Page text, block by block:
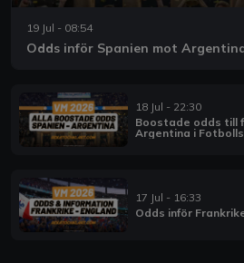
19 Jul - 08:54
Odds inför Spanien mot
18 Jul - 22:30
Boostade odds till
Argentina i
17 Jul - 16:33
Odds inför